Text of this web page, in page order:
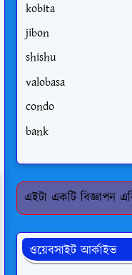
kobita
jibon
shishu
valobasa
condo
bank
এইটা একটি বিজ্ঞাপন
ওয়েবসাইট আর্কাইভ